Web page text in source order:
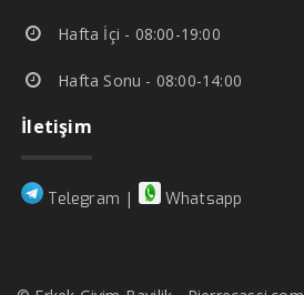
Hafta İçi - 08:00-19:00
Hafta Sonu - 08:00-14:00
İletişim
Telegram | Whatsapp